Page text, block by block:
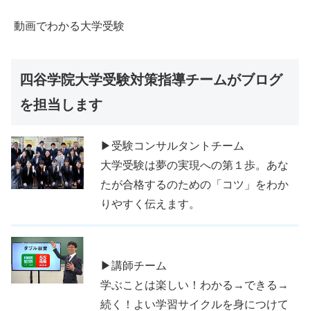
動画でわかる大学受験
四谷学院大学受験対策指導チームがブログ
を担当します
▶受験コンサルタントチーム
大学受験は夢の実現への第１歩。あな
たが合格するのための「コツ」をわか
りやすく伝えます。
▶講師チーム
学ぶことは楽しい！わかる→できる→
続く！よい学習サイクルを身につけて